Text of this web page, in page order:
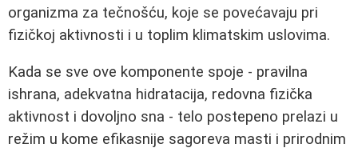
organizma za tečnošću, koje se povećavaju pri
fizičkoj aktivnosti i u toplim klimatskim uslovima.
Kada se sve ove komponente spoje - pravilna
ishrana, adekvatna hidratacija, redovna fizička
aktivnost i dovoljno sna - telo postepeno prelazi u
režim u kome efikasnije sagoreva masti i prirodnim